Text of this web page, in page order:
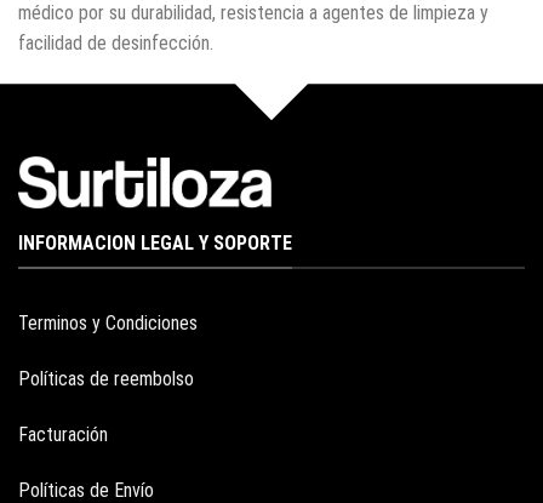
médico por su durabilidad, resistencia a agentes de limpieza y
facilidad de desinfección.
INFORMACION LEGAL Y SOPORTE
Terminos y Condiciones
Políticas de reembolso
Facturación
Políticas de Envío